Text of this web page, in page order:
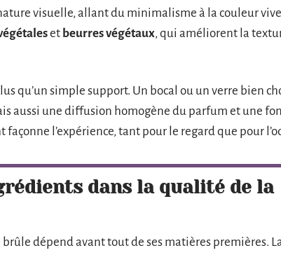
visuelle, allant du minimalisme à la couleur
et beurres végétaux, qui améliorent la
qu’un simple support. Un bocal ou un verre bien
aussi une diffusion homogène du parfum et une
façonne l’expérience, tant pour le regard que pour
dans la qualité de la
dépend avant tout de ses matières premières.